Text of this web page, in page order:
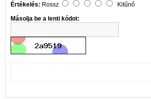
Értékelés: Rossz
Kitűnő
Másolja be a lenti kódot: